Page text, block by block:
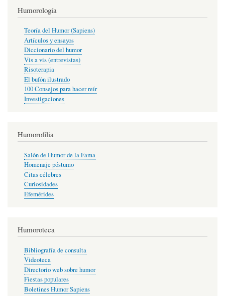
Humorología
Teoría del Humor (Sapiens)
Artículos y ensayos
Diccionario del humor
Vis a vis (entrevistas)
Risoterapia
El bufón ilustrado
100 Consejos para hacer reír
Investigaciones
Humorofilia
Salón de Humor de la Fama
Homenaje póstumo
Citas célebres
Curiosidades
Efemérides
Humoroteca
Bibliografía de consulta
Videoteca
Directorio web sobre humor
Fiestas populares
Boletines Humor Sapiens